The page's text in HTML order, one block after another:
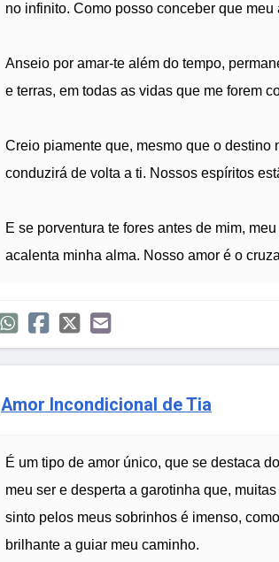
no infinito. Como posso conceber que
Anseio por amar-te além do tempo,
e terras, em todas as vidas que me forem
Creio piamente que, mesmo que o
conduzirá de volta a ti. Nossos espíritos
E se porventura te fores antes de mim,
acalenta minha alma. Nosso amor é o
Amor Incondicional de Tia
É um tipo de amor único, que se destaca
meu ser e desperta a garotinha que,
sinto pelos meus sobrinhos é imenso,
brilhante a guiar meu caminho.